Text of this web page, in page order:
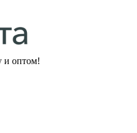
и оптом!